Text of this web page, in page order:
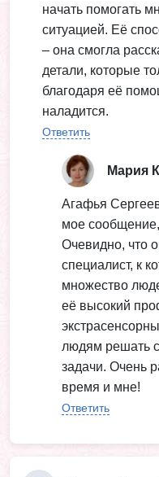
начать помогать
ситуацией. Её
– она смогла
детали, которые
благодаря её
наладится.
Ответить
Мария
Агафья
мое
Очевидно, что
специалист, к
множество
её высокий
людям решать
задачи. Очень
время и мне!
Ответить